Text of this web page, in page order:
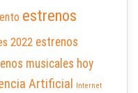
estrenos
2022 estrenos
musicales hoy
Artificial Internet